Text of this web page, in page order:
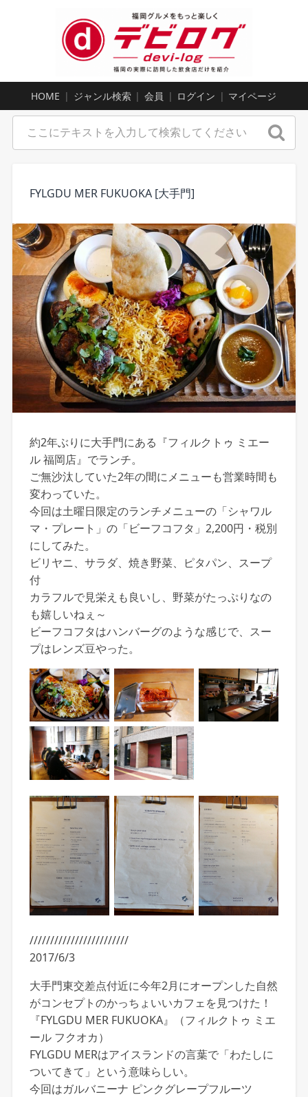
HOME ジャンル検索 会員 ログイン マイページ
FYLGDU MER FUKUOKA [大手門]
約2年ぶりに大手門にある『フィルクトゥ ミエー
ル 福岡店』でランチ。
ご無沙汰していた2年の間にメニューも営業時間も
変わっていた。
今回は土曜日限定のランチメニューの「シャワル
マ・プレート」の「ビーフコフタ」2,200円・税別
にしてみた。
ビリヤニ、サラダ、焼き野菜、ピタパン、スープ
付
カラフルで見栄えも良いし、野菜がたっぷりなの
も嬉しいねぇ～
ビーフコフタはハンバーグのような感じで、スー
プはレンズ豆やった。
////////////////////////
2017/6/3
大手門東交差点付近に今年2月にオープンした自然
がコンセプトのかっちょいいカフェを見つけた！
『FYLGDU MER FUKUOKA』（フィルクトゥ ミエ
ール フクオカ）
FYLGDU MERはアイスランドの言葉で「わたしに
ついてきて」という意味らしい。
今回はガルバニーナ ピンクグレープフルーツ